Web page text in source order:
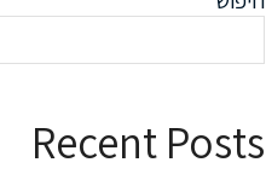
Recent Posts